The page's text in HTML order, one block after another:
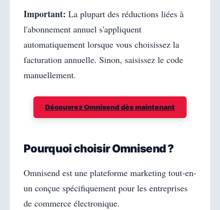
Important: La plupart des réductions liées à
l'abonnement annuel s'appliquent
automatiquement lorsque vous choisissez la
facturation annuelle. Sinon, saisissez le code
manuellement.
Découvrez Omnisend dès maintenant
Pourquoi choisir Omnisend ?
Omnisend est une plateforme marketing tout-en-
un conçue spécifiquement pour les entreprises
de commerce électronique.